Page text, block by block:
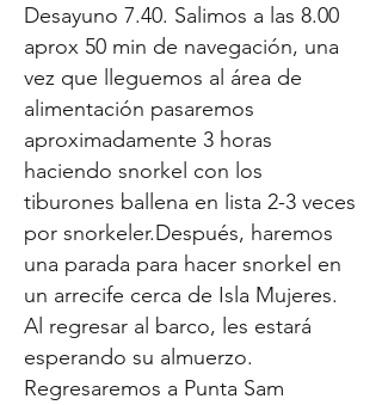
Desayuno 7.40. Salimos a las 8.00
aprox 50 min de navegación, una
vez que lleguemos al área de
alimentación pasaremos
aproximadamente 3 horas
haciendo snorkel con los
tiburones ballena en lista 2-3 veces
por snorkeler.Después, haremos
una parada para hacer snorkel en
un arrecife cerca de Isla Mujeres.
Al regresar al barco, les estará
esperando su almuerzo.
Regresaremos a Punta Sam